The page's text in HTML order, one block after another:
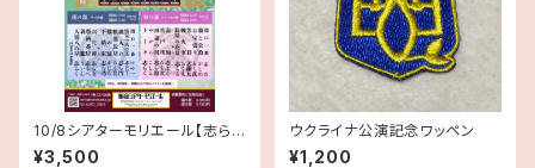
10/8シアターモリエール【志らく
一門寄席】昼の部のみ
¥3,500
ウクライナ公演記念ワッペン
¥1,200